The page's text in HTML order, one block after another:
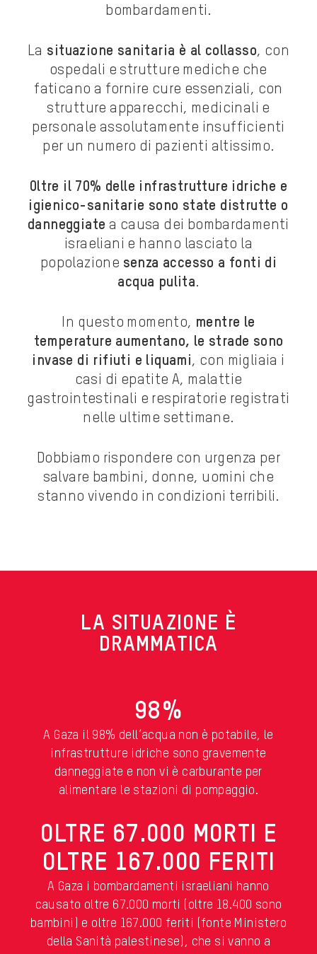
bombardamenti.
La situazione sanitaria è al collasso, con
ospedali e strutture mediche che
faticano a fornire cure essenziali, con
strutture apparecchi, medicinali e
personale assolutamente insufficienti
per un numero di pazienti altissimo.
Oltre il 70% delle infrastrutture idriche e
igienico-sanitarie sono state distrutte o
danneggiate a causa dei bombardamenti
israeliani e hanno lasciato la
popolazione senza accesso a fonti di
acqua pulita.
In questo momento, mentre le
temperature aumentano, le strade sono
invase di rifiuti e liquami, con migliaia i
casi di epatite A, malattie
gastrointestinali e respiratorie registrati
nelle ultime settimane.
Dobbiamo rispondere con urgenza per
salvare bambini, donne, uomini che
stanno vivendo in condizioni terribili.
LA SITUAZIONE È
DRAMMATICA
98%
A Gaza il 98% dell’acqua non è potabile, le
infrastrutture idriche sono gravemente
danneggiate e non vi è carburante per
alimentare le stazioni di pompaggio.
OLTRE 67.000 MORTI E
OLTRE 167.000 FERITI
A Gaza i bombardamenti israeliani hanno
causato oltre 67.000 morti (oltre 18.400 sono
bambini) e oltre 167.000 feriti (fonte Ministero
della Sanità palestinese), che si vanno a